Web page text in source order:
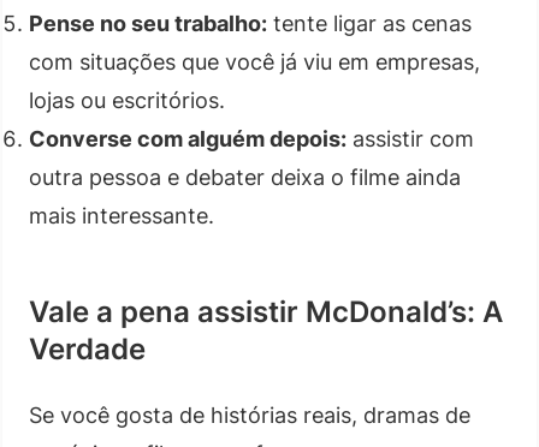
Pense no seu trabalho: tente ligar as cenas
com situações que você já viu em empresas,
lojas ou escritórios.
Converse com alguém depois: assistir com
outra pessoa e debater deixa o filme ainda
mais interessante.
Vale a pena assistir McDonald’s: A
Verdade
Se você gosta de histórias reais, dramas de